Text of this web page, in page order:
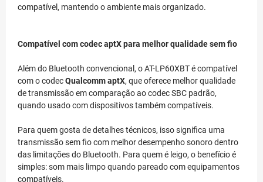
compatível, mantendo o ambiente mais organizado.
Compatível com codec aptX para melhor qualidade sem fio
Além do Bluetooth convencional, o AT-LP60XBT é compatível
com o codecQualcomm aptX, que oferece melhor qualidade
de transmissão em comparação ao codec SBC padrão,
quando usado com dispositivos também compatíveis.
Para quem gosta de detalhes técnicos, isso significa uma
transmissão sem fio com melhor desempenho sonoro dentro
das limitações do Bluetooth. Para quem é leigo, o benefício é
simples: som mais limpo quando pareado com equipamentos
compatíveis.